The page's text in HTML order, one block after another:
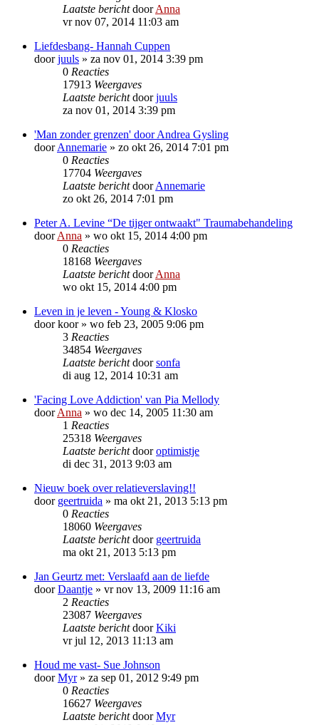
Laatste berichtdoorAnna
vr nov 07, 2014 11:03 am
Liefdesbang- Hannah Cuppen
doorjuuls » za nov 01, 2014 3:39 pm
0 Reacties
17913 Weergaves
Laatste berichtdoorjuuls
za nov 01, 2014 3:39 pm
'Man zonder grenzen' door Andrea Gysling
doorAnnemarie » zo okt 26, 2014 7:01 pm
0 Reacties
17704 Weergaves
Laatste berichtdoorAnnemarie
zo okt 26, 2014 7:01 pm
Peter A. Levine “De tijger ontwaakt" Traumabehandeling
doorAnna » wo okt 15, 2014 4:00 pm
0 Reacties
18168 Weergaves
Laatste berichtdoorAnna
wo okt 15, 2014 4:00 pm
Leven in je leven - Young & Klosko
doorkoor» wo feb 23, 2005 9:06 pm
3 Reacties
34854 Weergaves
Laatste berichtdoorsonfa
di aug 12, 2014 10:31 am
'Facing Love Addiction' van Pia Mellody
doorAnna » wo dec 14, 2005 11:30 am
1 Reacties
25318 Weergaves
Laatste berichtdooroptimistje
di dec 31, 2013 9:03 am
Nieuw boek over relatieverslaving!!
door geertruida » ma okt 21, 2013 5:13 pm
0 Reacties
18060 Weergaves
Laatste berichtdoor geertruida
ma okt 21, 2013 5:13 pm
Jan Geurtz met: Verslaafd aan de liefde
doorDaantje » vr nov 13, 2009 11:16 am
2 Reacties
23087 Weergaves
Laatste berichtdoorKiki
vr jul 12, 2013 11:13 am
Houd me vast- Sue Johnson
doorMyr» za sep 01, 2012 9:49 pm
0 Reacties
16627 Weergaves
Laatste berichtdoorMyr